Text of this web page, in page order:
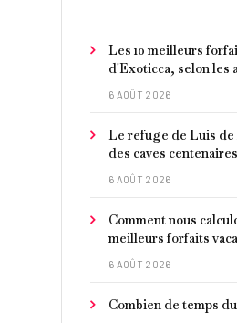
Les 10 meilleurs
d'Exoticca, selon les
6 AOÛT 2026
Le refuge de Luis de
des caves
l'entraîneur espagnol
6 AOÛT 2026
Comment nous
meilleurs forfaits
6 AOÛT 2026
Combien de temps